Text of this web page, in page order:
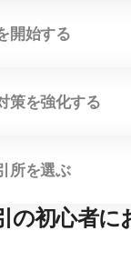
開始する
策を強化する
所を選ぶ
の初心者に